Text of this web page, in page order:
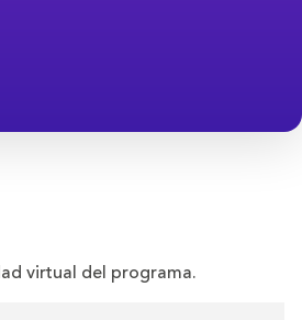
virtual del programa.